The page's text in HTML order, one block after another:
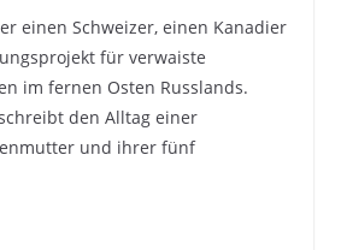
einen Schweizer, einen Kanadier
für verwaiste
im fernen Osten Russlands.
den Alltag einer
und ihrer fünf